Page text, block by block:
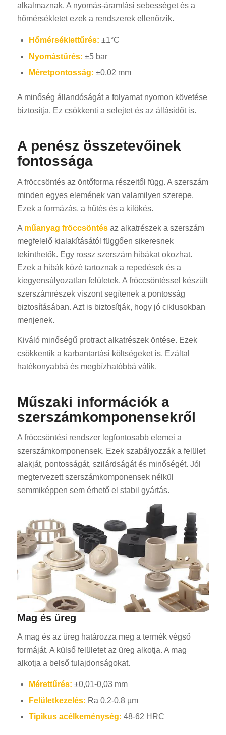
alkalmaznak. A nyomás-áramlási sebességet és a
hőmérsékletet ezek a rendszerek ellenőrzik.
Hőmérséklettűrés: ±1°C
Nyomástűrés: ±5 bar
Méretpontosság: ±0,02 mm
A minőség állandóságát a folyamat nyomon követése
biztosítja. Ez csökkenti a selejtet és az állásidőt is.
A penész összetevőinek
fontossága
A fröccsöntés az öntőforma részeitől függ. A szerszám
minden egyes elemének van valamilyen szerepe.
Ezek a formázás, a hűtés és a kilökés.
A műanyag fröccsöntésaz alkatrészek a szerszám
megfelelő kialakításától függően sikeresnek
tekinthetők. Egy rossz szerszám hibákat okozhat.
Ezek a hibák közé tartoznak a repedések és a
kiegyensúlyozatlan felületek. A fröccsöntéssel készült
szerszámrészek viszont segítenek a pontosság
biztosításában. Azt is biztosítják, hogy jó ciklusokban
menjenek.
Kiváló minőségű protract alkatrészek öntése. Ezek
csökkentik a karbantartási költségeket is. Ezáltal
hatékonyabbá és megbízhatóbbá válik.
Műszaki információk a
szerszámkomponensekről
A fröccsöntési rendszer legfontosabb elemei a
szerszámkomponensek. Ezek szabályozzák a felület
alakját, pontosságát, szilárdságát és minőségét. Jól
megtervezett szerszámkomponensek nélkül
semmiképpen sem érhető el stabil gyártás.
Mag és üreg
A mag és az üreg határozza meg a termék végső
formáját. A külső felületet az üreg alkotja. A mag
alkotja a belső tulajdonságokat.
Mérettűrés: ±0,01-0,03 mm
Felületkezelés: Ra 0,2-0,8 µm
Tipikus acélkeménység: 48-62 HRC